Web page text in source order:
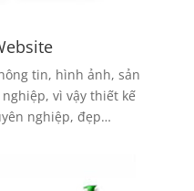
tin, hình ảnh, sản
vì vậy thiết kế
nghiệp, đẹp…